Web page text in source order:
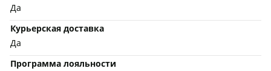
Да
Курьерская доставка
Да
Программа лояльности